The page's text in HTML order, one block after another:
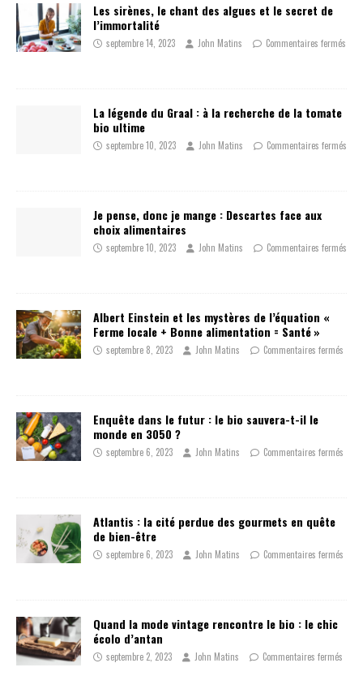
Les sirènes, le chant des algues et le secret de
l’immortalité
septembre 14, 2023 John Matins Commentaires fermés
La légende du Graal : à la recherche de la tomate
bio ultime
septembre 10, 2023 John Matins Commentaires fermés
Je pense, donc je mange : Descartes face aux
choix alimentaires
septembre 10, 2023 John Matins Commentaires fermés
Albert Einstein et les mystères de l’équation «
Ferme locale + Bonne alimentation = Santé »
septembre 8, 2023 John Matins Commentaires fermés
Enquête dans le futur : le bio sauvera-t-il le
monde en 3050 ?
septembre 6, 2023 John Matins Commentaires fermés
Atlantis : la cité perdue des gourmets en quête
de bien-être
septembre 6, 2023 John Matins Commentaires fermés
Quand la mode vintage rencontre le bio : le chic
écolo d’antan
septembre 2, 2023 John Matins Commentaires fermés